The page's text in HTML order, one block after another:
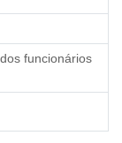
funcionários